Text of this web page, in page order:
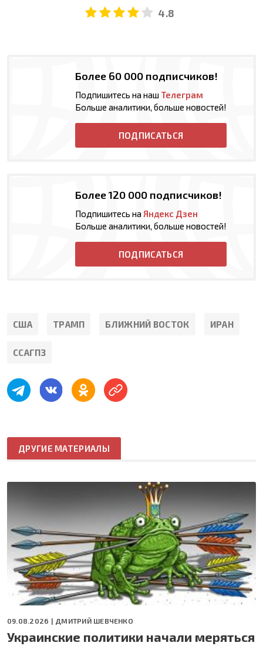
4.8
Более 60 000 подписчиков!
Подпишитесь на наш Телеграм
Больше аналитики, больше новостей!
ПОДПИСАТЬСЯ
Более 120 000 подписчиков!
Подпишитесь на Яндекс Дзен
Больше аналитики, больше новостей!
ПОДПИСАТЬСЯ
США ТРАМП БЛИЖНИЙ ВОСТОК ИРАН
ССАГПЗ
ДРУГИЕ МАТЕРИАЛЫ
09.08.2026 | ДМИТРИЙ ШЕВЧЕНКО
Украинские политики начали меряться